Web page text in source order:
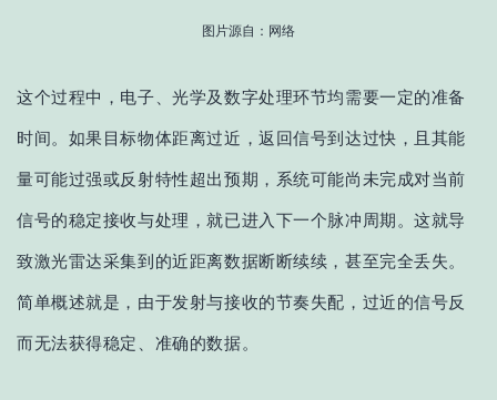
图片源自：网络
这个过程中，电子、光学及数字处理环节均需要一定的准备
时间。如果目标物体距离过近，返回信号到达过快，且其能
量可能过强或反射特性超出预期，系统可能尚未完成对当前
信号的稳定接收与处理，就已进入下一个脉冲周期。这就导
致激光雷达采集到的近距离数据断断续续，甚至完全丢失。
简单概述就是 ，由于发射与接收的节奏失配，过近的信号反
而无法获得稳定、准确的数据。